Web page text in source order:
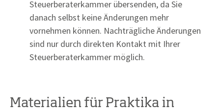
Steuerberaterkammer übersenden, da Sie
danach selbst keine Änderungen mehr
vornehmen können. Nachträgliche Änderungen
sind nur durch direkten Kontakt mit Ihrer
Steuerberaterkammer möglich.
Materialien für Praktika in